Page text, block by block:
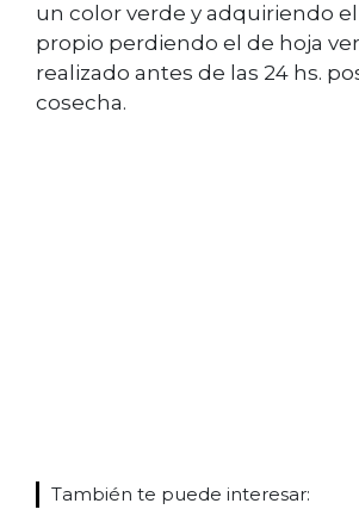
un color verde y adquiriendo
propio perdiendo el de hoja
realizado antes de las 24 hs.
cosecha.
También te puede interesar: